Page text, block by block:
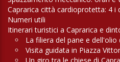
Caprarica città cardioprotetta: 4 i
Numeri utili
Itinerari turistici a Caprarica e
La filiera del pane e dell'olio
Visita guidata in Piazza